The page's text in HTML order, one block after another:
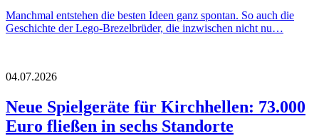
Manchmal entstehen die besten Ideen ganz spontan. So auch die
Geschichte der Lego-Brezelbrüder, die inzwischen nicht nu…
04.07.2026
Neue Spielgeräte für Kirchhellen: 73.000
Euro fließen in sechs Standorte